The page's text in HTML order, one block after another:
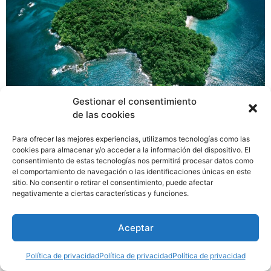
Gestionar el consentimiento
de las cookies
Para ofrecer las mejores experiencias, utilizamos tecnologías como las
cookies para almacenar y/o acceder a la información del dispositivo. El
consentimiento de estas tecnologías nos permitirá procesar datos como
el comportamiento de navegación o las identificaciones únicas en este
sitio. No consentir o retirar el consentimiento, puede afectar
negativamente a ciertas características y funciones.
Aceptar
Política de privacidadPolítica de privacidadPolítica de privacidad
La empresa Lindblad Expeditions ha manifestado su
Cristóbal y de Amador durante los años 2021-2022. Se
trata de 6 operaciones en el año 2021 y 14 operaciones
para el 2022 de Lindblad Expeditions que opera sus
cruceros de aventura con National Geographic y Ancon
Expeditions en Panamá.